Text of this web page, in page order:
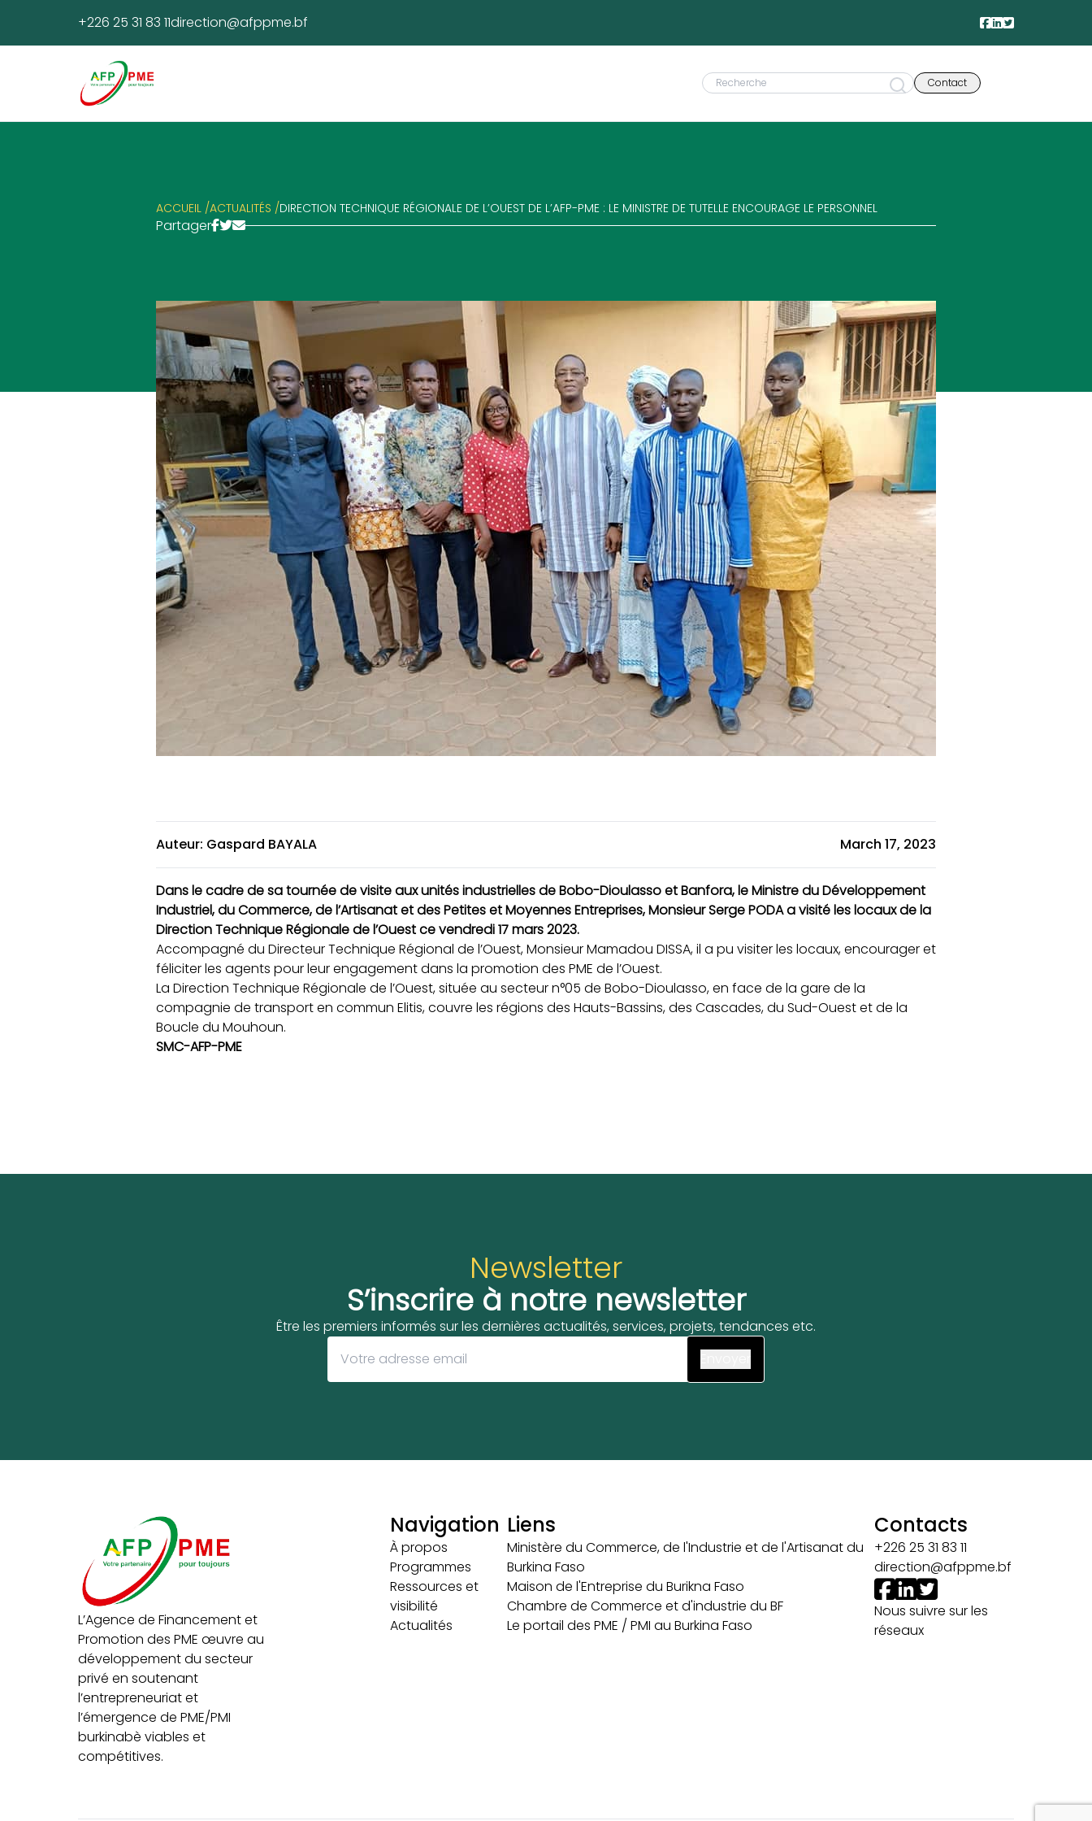
+226 25 31 83 11direction@afppme.bf
Contact
ACCUEIL /ACTUALITÉS /DIRECTION TECHNIQUE RÉGIONALE DE L’OUEST DE L’AFP-PME : LE MINISTRE DE TUTELLE ENCOURAGE LE PERSONNEL
Partager
Auteur: Gaspard BAYALA March 17, 2023
Dans le cadre de sa tournée de visite aux unités industrielles de Bobo-Dioulasso et Banfora, le Ministre du Développement
Industriel, du Commerce, de l’Artisanat et des Petites et Moyennes Entreprises, Monsieur Serge PODA a visité les locaux de la
Direction Technique Régionale de l’Ouest ce vendredi 17 mars 2023.
Accompagné du Directeur Technique Régional de l’Ouest, MonsieurMamadou DISSA, il a pu visiter les locaux, encourager et
féliciter les agents pour leur engagement dans la promotion des PME de l’Ouest.
La Direction Technique Régionale de l’Ouest, située au secteur n°05 de Bobo-Dioulasso, en face de la gare de la
compagnie de transport en commun Elitis, couvre les régions des Hauts-Bassins, des Cascades, du Sud-Ouest et de la
Boucle du Mouhoun.
SMC-AFP-PME
Newsletter
S’inscrire à notre newsletter
Être les premiers informés sur les dernières actualités, services, projets, tendances etc.
L’Agence de Financement et
Promotion des PME œuvre au
développement du secteur
privé en soutenant
l’entrepreneuriat et
l’émergence de PME/PMI
burkinabè viables et
compétitives.
Navigation
À propos
Programmes
Ressources et
visibilité
Actualités
Liens
Ministère du Commerce, de l'Industrie et de l'Artisanat du
Burkina Faso
Maison de l'Entreprise du Burikna Faso
Chambre de Commerce et d'industrie du BF
Le portail des PME / PMI au Burkina Faso
Contacts
+226 25 31 83 11
direction@afppme.bf
Nous suivre sur les
réseaux